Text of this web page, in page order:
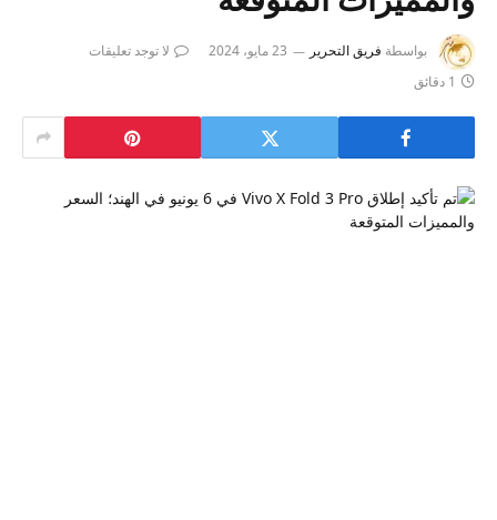
بواسطة فريق التحرير 23 مايو، 2024
لا توجد تعليقات
1 دقائق